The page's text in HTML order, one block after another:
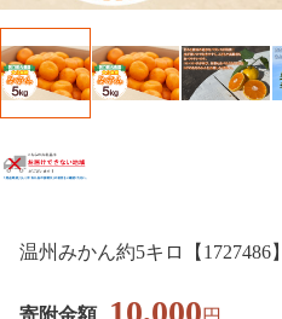
温州みかん約5キロ【1727486】
寄附金額